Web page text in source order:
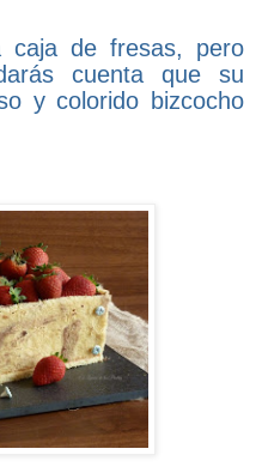
caja de fresas, pero
cuenta que su
y colorido bizcocho